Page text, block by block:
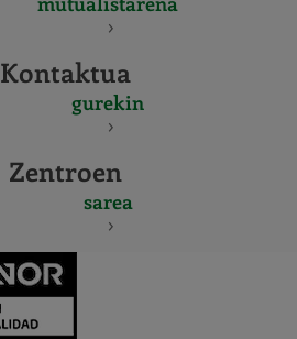
Kontaktua
gurekin
Zentroen
sarea